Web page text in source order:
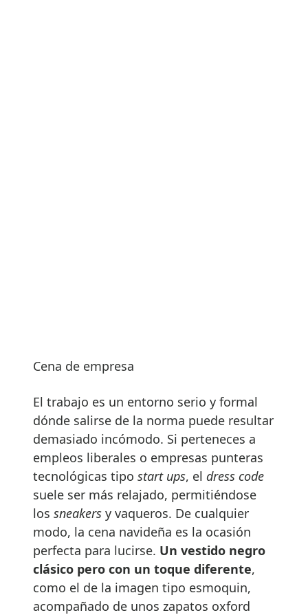
Cena de empresa
El trabajo es un entorno serio y formal
dónde salirse de la norma puede resultar
demasiado incómodo. Si perteneces a
empleos liberales o empresas punteras
tecnológicas tipo start ups, el dress code
suele ser más relajado, permitiéndose
los sneakers y vaqueros. De cualquier
modo, la cena navideña es la ocasión
perfecta para lucirse. Un vestido negro
clásico pero con un toque diferente,
como el de la imagen tipo esmoquin,
acompañado de unos zapatos oxford